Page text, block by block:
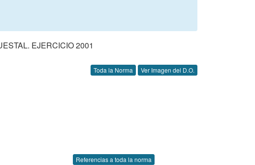
EJERCICIO 2001
Toda la Norma Ver Imagen del D.O.
Referencias a toda la norma